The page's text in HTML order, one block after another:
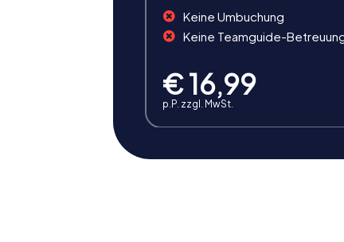
Keine Umbuchung
Keine Teamguide-
€ 16,99
p.P. zzgl. MwSt.